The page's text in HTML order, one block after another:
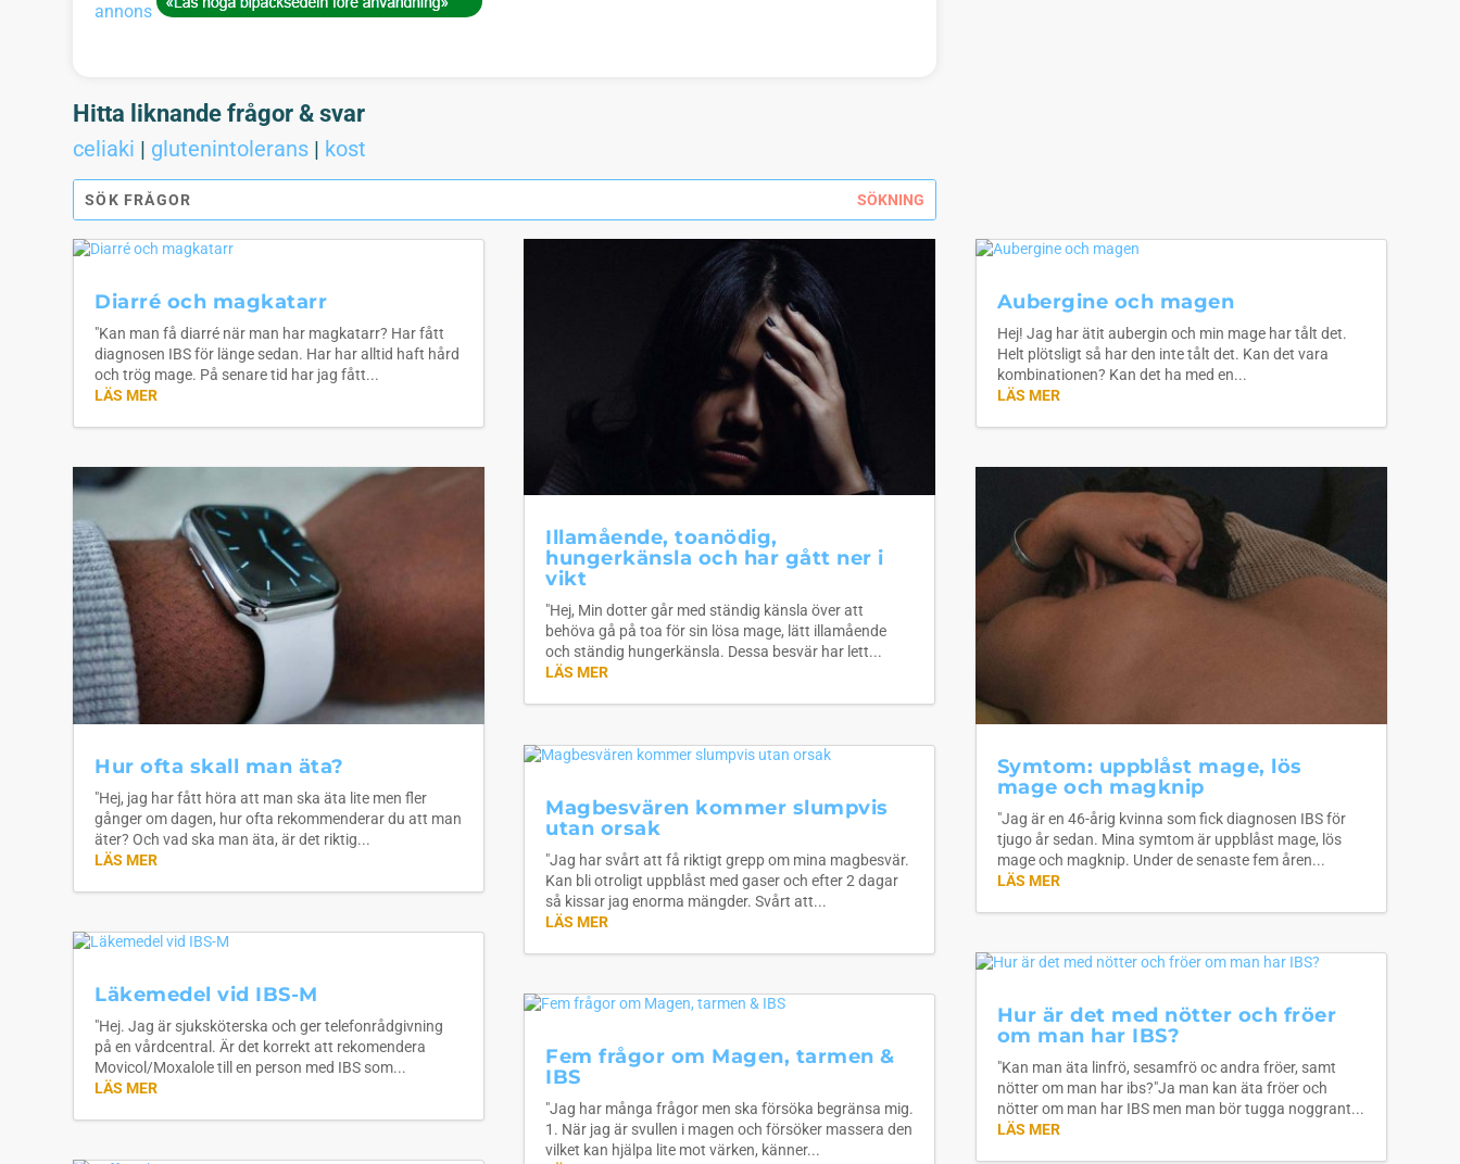
annons
Hitta liknande frågor & svar
celiaki | glutenintolerans | kost
Diarré och magkatarr
"Kan man få diarré när man har magkatarr? Har fått
diagnosen IBS för länge sedan. Har har alltid haft hård
och trög mage. På senare tid har jag fått...
LÄS MER
Hur ofta skall man äta?
"Hej, jag har fått höra att man ska äta lite men fler
gånger om dagen, hur ofta rekommenderar du att man
äter? Och vad ska man äta, är det riktig...
LÄS MER
Läkemedel vid IBS-M
"Hej. Jag är sjuksköterska och ger telefonrådgivning
på en vårdcentral. Är det korrekt att rekomendera
Movicol/Moxalole till en person med IBS som...
LÄS MER
Illamående, toanödig,
hungerkänsla och har gått ner i
vikt
"Hej, Min dotter går med ständig känsla över att
behöva gå på toa för sin lösa mage, lätt illamående
och ständig hungerkänsla. Dessa besvär har lett...
LÄS MER
Magbesvären kommer slumpvis
utan orsak
"Jag har svårt att få riktigt grepp om mina magbesvär.
Kan bli otroligt uppblåst med gaser och efter 2 dagar
så kissar jag enorma mängder. Svårt att...
LÄS MER
Fem frågor om Magen, tarmen &
IBS
"Jag har många frågor men ska försöka begränsa mig.
1. När jag är svullen i magen och försöker massera den
vilket kan hjälpa lite mot värken, känner...
Aubergine och magen
Hej! Jag har ätit aubergin och min mage har tålt det.
Helt plötsligt så har den inte tålt det. Kan det vara
kombinationen? Kan det ha med en...
LÄS MER
Symtom: uppblåst mage, lös
mage och magknip
"Jag är en 46-årig kvinna som fick diagnosen IBS för
tjugo år sedan. Mina symtom är uppblåst mage, lös
mage och magknip. Under de senaste fem åren...
LÄS MER
Hur är det med nötter och fröer
om man har IBS?
"Kan man äta linfrö, sesamfrö oc andra fröer, samt
nötter om man har ibs?"Ja man kan äta fröer och
nötter om man har IBS men man bör tugga noggrant...
LÄS MER